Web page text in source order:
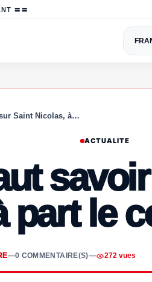
〓〓
Saint Nicolas, à…
ACTUALITE
part le
—0 COMMENTAIRE(S)— 272 vues